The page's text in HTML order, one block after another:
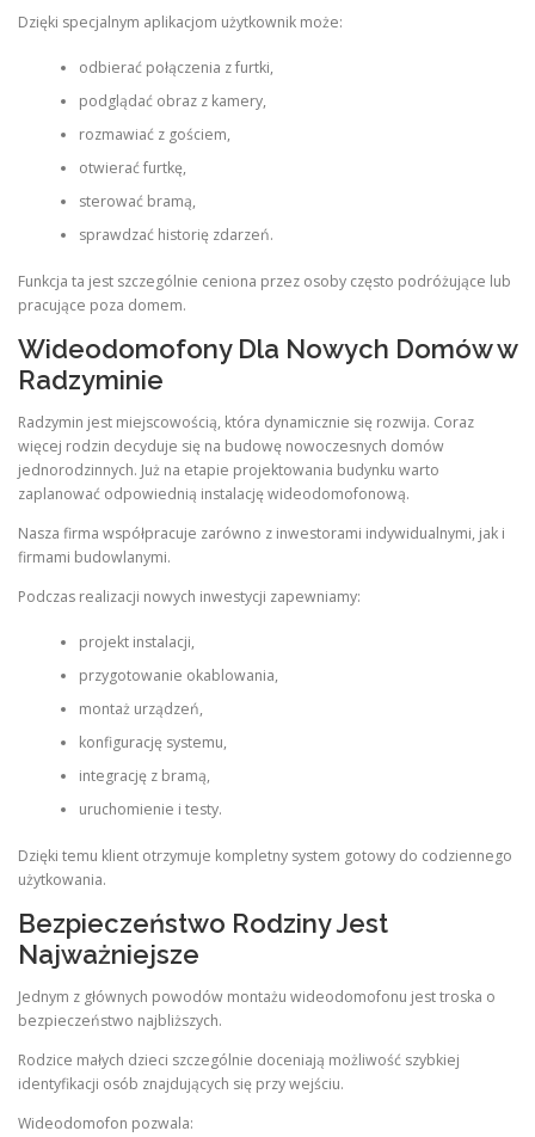
Dzięki specjalnym aplikacjom użytkownik może:
odbierać połączenia z furtki,
podglądać obraz z kamery,
rozmawiać z gościem,
otwierać furtkę,
sterować bramą,
sprawdzać historię zdarzeń.
Funkcja ta jest szczególnie ceniona przez osoby często podróżujące lub
pracujące poza domem.
Wideodomofony Dla Nowych Domów w
Radzyminie
Radzymin jest miejscowością, która dynamicznie się rozwija. Coraz
więcej rodzin decyduje się na budowę nowoczesnych domów
jednorodzinnych. Już na etapie projektowania budynku warto
zaplanować odpowiednią instalację wideodomofonową.
Nasza firma współpracuje zarówno z inwestorami indywidualnymi, jak i
firmami budowlanymi.
Podczas realizacji nowych inwestycji zapewniamy:
projekt instalacji,
przygotowanie okablowania,
montaż urządzeń,
konfigurację systemu,
integrację z bramą,
uruchomienie i testy.
Dzięki temu klient otrzymuje kompletny system gotowy do codziennego
użytkowania.
Bezpieczeństwo Rodziny Jest
Najważniejsze
Jednym z głównych powodów montażu wideodomofonu jest troska o
bezpieczeństwo najbliższych.
Rodzice małych dzieci szczególnie doceniają możliwość szybkiej
identyfikacji osób znajdujących się przy wejściu.
Wideodomofon pozwala: